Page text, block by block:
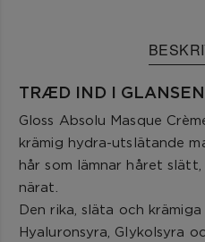
TRÆD IND I
Gloss Absolu Masque
krämig hydra-utslätande
hår som lämnar håret
närat.
Den rika, släta och
Hyaluronsyra, Glykolsyra